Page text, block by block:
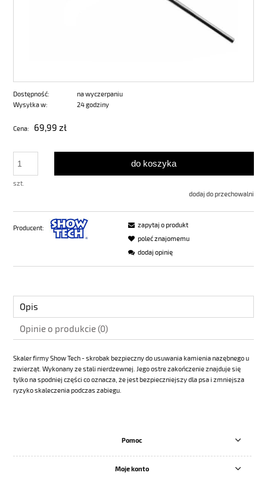
Dostępność:
na wyczerpaniu
Wysyłka w:
24 godziny
Cena: 69,99 zł
szt.
do koszyka
dodaj do przechowalni
Producent:
zapytaj o produkt
poleć znajomemu
dodaj opinię
Opis
Opinie o produkcie (0)
Skaler firmy Show Tech - skrobak bezpieczny do usuwania kamienia nazębnego u
zwierząt. Wykonany ze stali nierdzewnej. Jego ostre zakończenie znajduje się
tylko na spodniej części co oznacza, że jest bezpieczniejszy dla psa i zmniejsza
ryzyko skaleczenia podczas zabiegu.
Pomoc
Moje konto